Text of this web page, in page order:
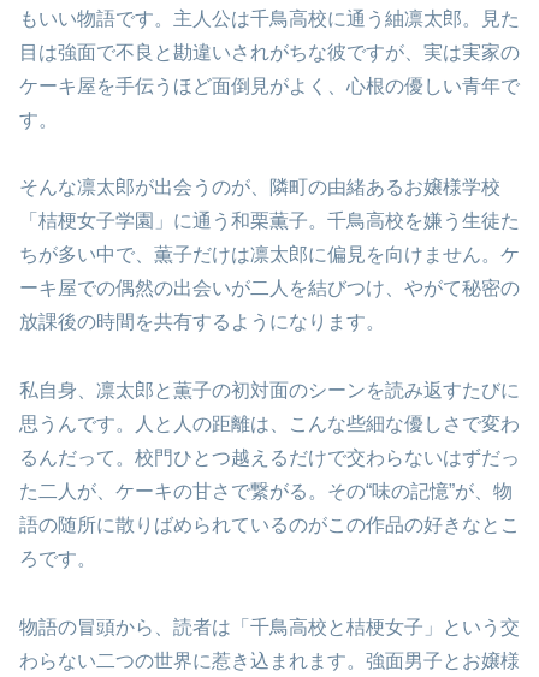
もいい物語です。主人公は千鳥高校に通う紬凛太郎。見た
目は強面で不良と勘違いされがちな彼ですが、実は実家の
ケーキ屋を手伝うほど面倒見がよく、心根の優しい青年で
す。
そんな凛太郎が出会うのが、隣町の由緒あるお嬢様学校
「桔梗女子学園」に通う和栗薫子。千鳥高校を嫌う生徒た
ちが多い中で、薫子だけは凛太郎に偏見を向けません。ケ
ーキ屋での偶然の出会いが二人を結びつけ、やがて秘密の
放課後の時間を共有するようになります。
私自身、凛太郎と薫子の初対面のシーンを読み返すたびに
思うんです。人と人の距離は、こんな些細な優しさで変わ
るんだって。校門ひとつ越えるだけで交わらないはずだっ
た二人が、ケーキの甘さで繋がる。その“味の記憶”が、物
語の随所に散りばめられているのがこの作品の好きなとこ
ろです。
物語の冒頭から、読者は「千鳥高校と桔梗女子」という交
わらない二つの世界に惹き込まれます。強面男子とお嬢様